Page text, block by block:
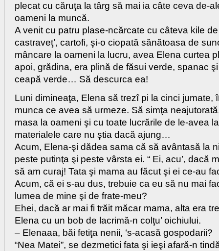
plecat cu căruţa la târg să mai ia câte ceva de-
oameni la muncă.
A venit cu patru plase-ncărcate cu câteva kile
castraveţ’, cartofi, şi-o ciopată sănătoasa de
mâncare la oameni la lucru, avea Elena curtea
apoi, grădina, era plină de făsui verde, spanac
ceapă verde… Să descurca ea!
Luni dimineaţa, Elena să trezî pi la cinci jumate,
munca ce avea să urmeze. Să simţa
masa la oameni şi cu toate lucrările de le-avea
materialele care nu ştia dacă ajung…
Acum, Elena-şi dădea sama că să avântasă la
peste putinţa şi peste vârsta ei. “ Ei, acu’, dacă
să am curaj! Tata şi mama au făcut şi ei ce-au
Acum, că ei s-au dus, trebuie ca eu să nu mai
lumea de mine şi de frate-meu?
Ehei, dacă ar mai fi trăit măcar mama, alta era
Elena cu un bob de lacrimă-n colţu’ oichiului.
– Elenaaa, băi fetiţa nenii, ‘s-acasă gospodarii?
“Nea Matei”, se dezmetici fata şi ieşi afară-n